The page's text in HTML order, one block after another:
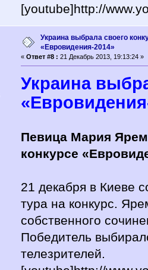
[youtube]http://
Украина выбрала своего
«Евровидения-2014»
«Ответ #8 : 21 Декабрь 2013, 19:13:24 »
Украина
Певица Мария
конкурсе
21 декабря в Киеве
тура на конкурс.
собственного
Победитель
телезрителей.